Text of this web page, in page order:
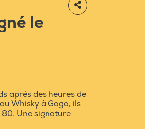
le
après des heures de
Whisky à Gogo, ils
Une signature